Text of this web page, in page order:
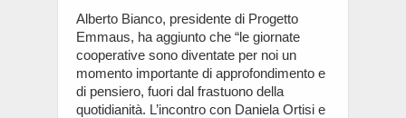
Alberto Bianco, presidente di Progetto
Emmaus, ha aggiunto che “le giornate
cooperative sono diventate per noi un
momento importante di approfondimento e
di pensiero, fuori dal frastuono della
quotidianità. L’incontro con Daniela Ortisi e